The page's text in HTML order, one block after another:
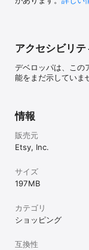
アクセシビリテ
デベロッパは、この
能をまだ示していま
情報
販売元
Etsy, Inc.
サイズ
197 MB
カテゴリ
ショッピング
互換性